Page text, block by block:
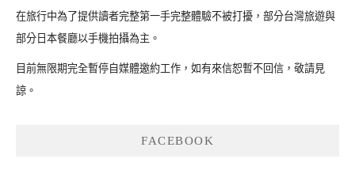
在旅行中為了提供讀者完整第一手完整體驗不被打擾，部分台灣旅遊與
部分日本餐廳以手機拍攝為主。
目前無限期完全暫停自媒體邀約工作，如有來信恕暫不回信，敬請見
諒。
FACEBOOK